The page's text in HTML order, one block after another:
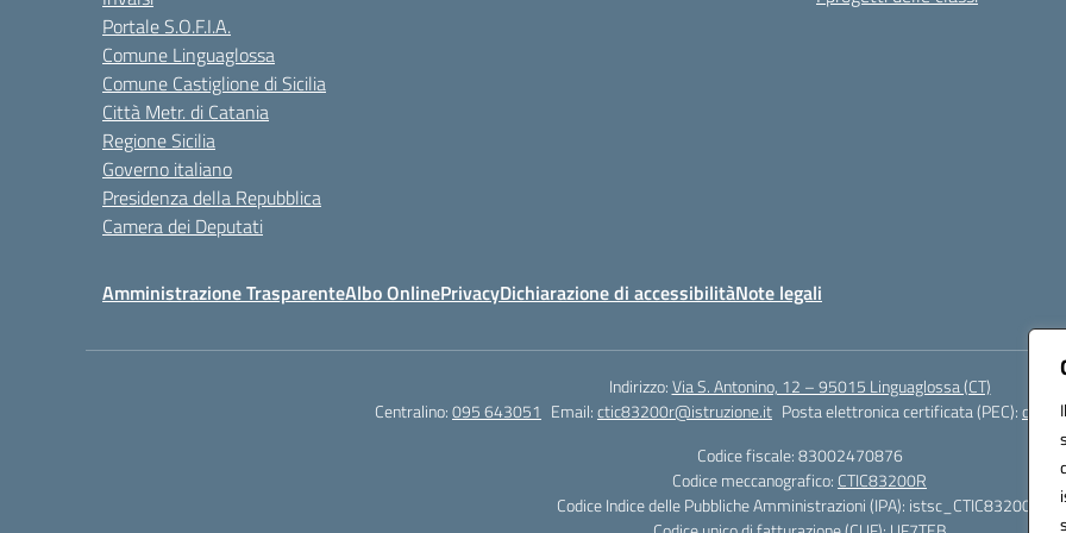
Portale S.O.F.I.A.
Comune Linguaglossa
Comune Castiglione di Sicilia
Città Metr. di Catania
Regione Sicilia
Governo italiano
Presidenza della Repubblica
Camera dei Deputati
Amministrazione TrasparenteAlbo OnlinePrivacyDichiarazione di accessibilitàNote legali
Indirizzo:Via S. Antonino, 12 – 95015 Linguaglossa (CT)
Centralino:095 643051 Email:ctic83200r@istruzione.it Posta elettronica certificata (PEC):
Codice fiscale: 83002470876
Codice meccanografico: CTIC83200R
Codice Indice delle Pubbliche Amministrazioni (IPA): istsc_CTIC83200R